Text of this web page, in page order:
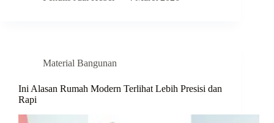
Material Bangunan
Ini Alasan Rumah Modern Terlihat Lebih Presisi dan
Rapi